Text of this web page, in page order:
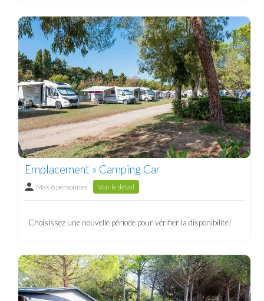
Emplacement » Camping Car
Max 6 personnes Voir le détail
Choisissez une nouvelle période pour vérifier la disponibilité!